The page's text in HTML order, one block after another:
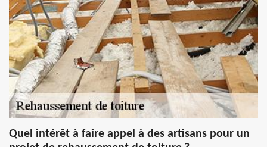
Quel intérêt à faire appel à des artisans pour un